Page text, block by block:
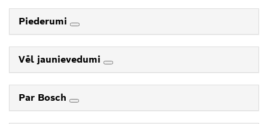
Piederumi
Vēl jaunievedumi
Par Bosch